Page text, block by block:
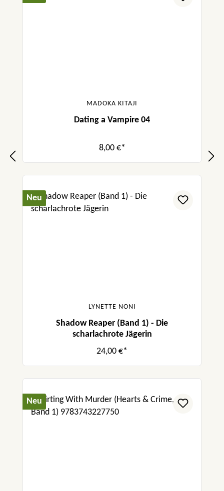
MADOKA KITAJI
Dating a Vampire 04
8,00 €*
Neu
LYNETTE NONI
Shadow Reaper (Band 1) - Die
scharlachrote Jägerin
24,00 €*
Neu